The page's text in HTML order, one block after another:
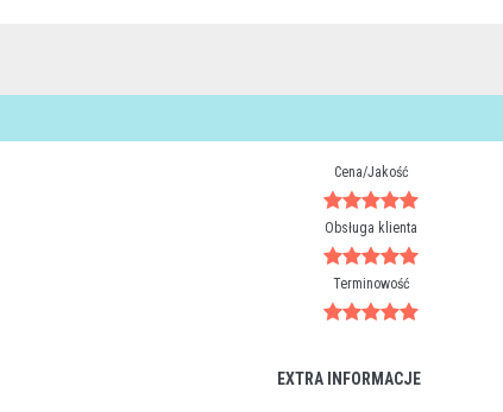
Cena/Jakość
Obsługa klienta
Terminowość
EXTRA INFORMACJE